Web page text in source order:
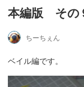
本編版 その
ちーちぇん
ベイル編です。